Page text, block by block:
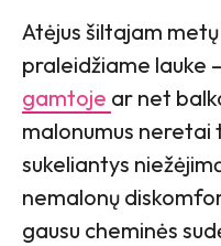
Atėjus šiltajam
praleidžiame lauke
gamtoje ar net
malonumus neretai
sukeliantys
nemalonų
gausu cheminės